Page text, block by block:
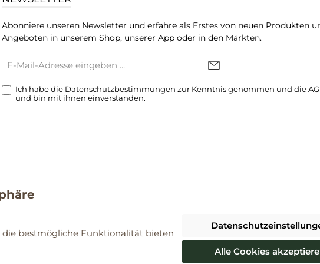
Abonniere unseren Newsletter und erfahre als Erstes von neuen Produkten
Angeboten in unserem Shop, unserer App oder in den Märkten.
Mail-
Ich habe die Datenschutzbestimmungen zur Kenntnis genommen und die
und bin mit ihnen einverstanden.
© 2026 ProBiomarkt WebShop - Alle Rechte vorbehalten. Theme by
Vertrag widerrufen
die bestmögliche Funktionalität bieten
Alle Cookies